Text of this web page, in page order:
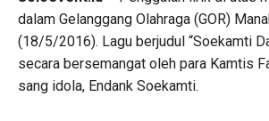
dalam Gelanggang Olahraga (GOR)
(18/5/2016). Lagu berjudul “Soekamti
secara bersemangat oleh para Kamtis
sang idola, Endank Soekamti.